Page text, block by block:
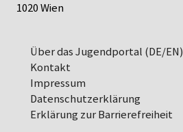
1020 Wien
Über das Jugendportal (DE/EN)
Kontakt
Impressum
Datenschutz­erklärung
Erklärung zur Barrierefreiheit